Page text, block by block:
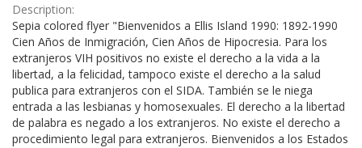
Description:
Sepia colored flyer "Bienvenidos a Ellis Island 1990: 1892-1990
Cien Años de Inmigración, Cien Años de Hipocresia. Para los
extranjeros VIH positivos no existe el derecho a la vida a la
libertad, a la felicidad, tampoco existe el derecho a la salud
publica para extranjeros con el SIDA. También se le niega
entrada a las lesbianas y homosexuales. El derecho a la libertad
de palabra es negado a los extranjeros. No existe el derecho a
procedimiento legal para extranjeros. Bienvenidos a los Estados